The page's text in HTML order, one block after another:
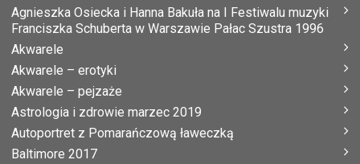
Agnieszka Osiecka i Hanna Bakuła na I Festiwalu muzyki
Franciszka Schuberta w Warszawie Pałac Szustra 1996
Akwarele
Akwarele – erotyki
Akwarele – pejzaże
Astrologia i zdrowie marzec 2019
Autoportret z Pomarańczową ławeczką
Baltimore 2017